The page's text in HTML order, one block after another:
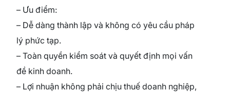
– Ưu điểm:
– Dễ dàng thành lập và không có yêu cầu pháp
lý phức tạp.
– Toàn quyền kiểm soát và quyết định mọi vấn
đề kinh doanh.
– Lợi nhuận không phải chịu thuế doanh nghiệp,